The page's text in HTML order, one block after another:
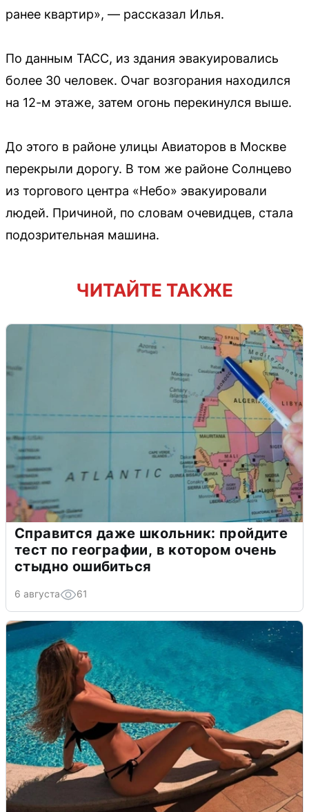
ранее квартир», — рассказал Илья.
По данным ТАСС, из здания эвакуировались
более 30 человек. Очаг возгорания находился
на 12-м этаже, затем огонь перекинулся выше.
До этого в районе улицы Авиаторов в Москве
перекрыли дорогу. В том же районе Солнцево
из торгового центра «Небо» эвакуировали
людей. Причиной, по словам очевидцев, стала
подозрительная машина.
ЧИТАЙТЕ ТАКЖЕ
Справится даже школьник: пройдите
тест по географии, в котором очень
стыдно ошибиться
6 августа 61